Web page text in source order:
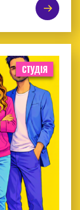
СТУДІЯ